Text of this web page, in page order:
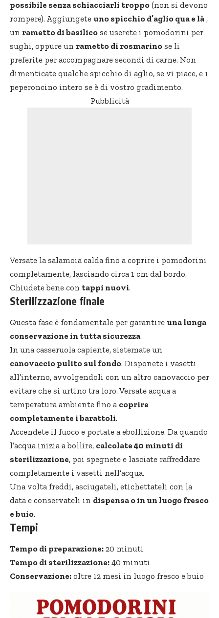
possibile senza schiacciarli troppo (non si devono
rompere). Aggiungete uno spicchio d’aglio qua e là ,
un rametto di basilico se userete i pomodorini per
sughi, oppure un rametto di rosmarino se li
preferite per accompagnare secondi di carne. Non
dimenticate qualche spicchio di aglio, se vi piace, e 1
peperoncino intero se è di vostro gradimento.
Pubblicità
Versate la salamoia calda fino a coprire i pomodorini
completamente, lasciando circa 1 cm dal bordo.
Chiudete bene con tappi nuovi.
Sterilizzazione finale
Questa fase è fondamentale per garantire una lunga
conservazione in tutta sicurezza.
In una casseruola capiente, sistemate un
canovaccio pulito sul fondo. Disponete i vasetti
all’interno, avvolgendoli con un altro canovaccio per
evitare che si urtino tra loro. Versate acqua a
temperatura ambiente fino a coprire
completamente i barattoli.
Accendete il fuoco e portate a ebollizione. Da quando
l’acqua inizia a bollire, calcolate 40 minuti di
sterilizzazione, poi spegnete e lasciate raffreddare
completamente i vasetti nell’acqua.
Una volta freddi, asciugateli, etichettateli con la
data e conservateli in dispensa o in un luogo fresco
e buio.
Tempi
Tempo di preparazione: 20 minuti
Tempo di sterilizzazione: 40 minuti
Conservazione: oltre 12 mesi in luogo fresco e buio